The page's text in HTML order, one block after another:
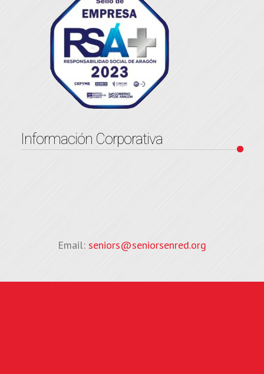
Información Corporativa
Email: seniors@seniorsenred.org